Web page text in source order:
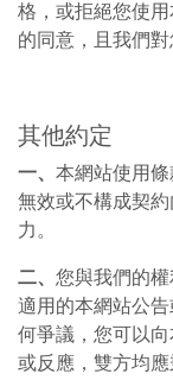
格，或拒絕您使
的同意，且我們
其他約定
一、 本網站使用
無效或不構成契
力。
二、 您與我們的
適用的本網站公
何爭議，您可以
或反應，雙方均